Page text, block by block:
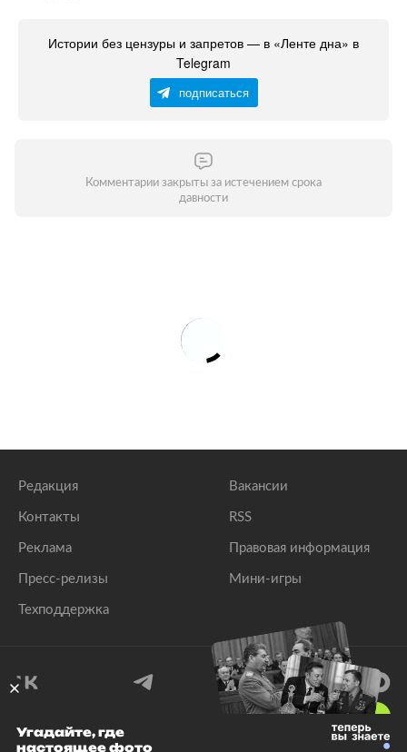
Истории без цензуры и запретов — в «Ленте дна» в
Telegram
подписаться
Комментарии закрыты за истечением срока
давности
Редакция
Контакты
Реклама
Пресс-релизы
Техподдержка
Вакансии
RSS
Правовая информация
Мини-игры
© 1999–2026 Все права защищены.
Угадайте, где
настоящее фото